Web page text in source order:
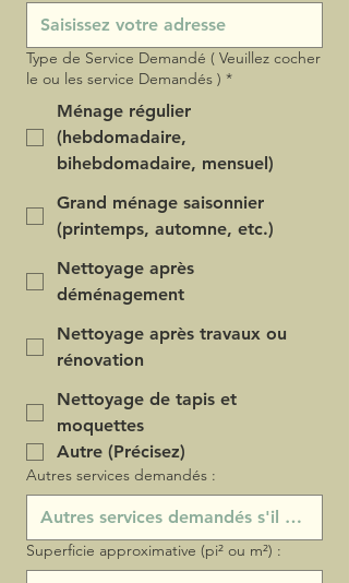
Type de Service Demandé ( Veuillez cocher
le ou les service Demandés ) *
Ménage régulier
(hebdomadaire,
bihebdomadaire, mensuel)
Grand ménage saisonnier
(printemps, automne, etc.)
Nettoyage après
déménagement
Nettoyage après travaux ou
rénovation
Nettoyage de tapis et
moquettes
Autre (Précisez)
Autres services demandés :
Superficie approximative (pi² ou m²) :